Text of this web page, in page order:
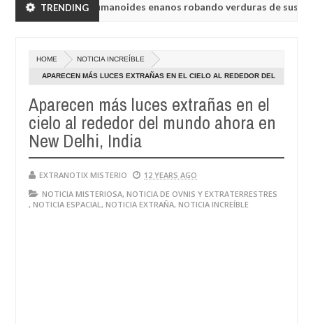
TRENDING
vieron a humanoides enanos robando verduras de sus huertos.
vieron a humanoides enanos robando verduras de sus huertos.
radio rusa UVB-76, conocida como la radio del fin del mundo
HOME NOTICIA INCREÍBLE
APARECEN MÁS LUCES EXTRAÑAS EN EL CIELO AL REDEDOR DEL
Aparecen más luces extrañas en el
cielo al rededor del mundo ahora en
New Delhi, India
EXTRANOTIX MISTERIO
12 YEARS AGO
NOTICIA MISTERIOSA, NOTICIA DE OVNIS Y EXTRATERRESTRES
, NOTICIA ESPACIAL, NOTICIA EXTRAÑA, NOTICIA INCREÍBLE